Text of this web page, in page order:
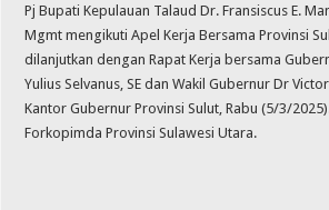
Pj Bupati Kepulauan Talaud Dr. Fransiscus E.
Mgmt mengikuti Apel Kerja Bersama Provinsi
dilanjutkan dengan Rapat Kerja bersama
Yulius Selvanus, SE dan Wakil Gubernur Dr
Kantor Gubernur Provinsi Sulut, Rabu (5/3/
Forkopimda Provinsi Sulawesi Utara.